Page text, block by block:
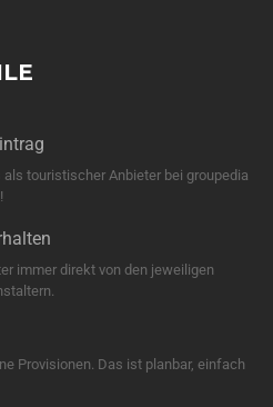
touristischer Anbieter bei groupedia
immer direkt von den jeweiligen
Provisionen. Das ist planbar, einfach